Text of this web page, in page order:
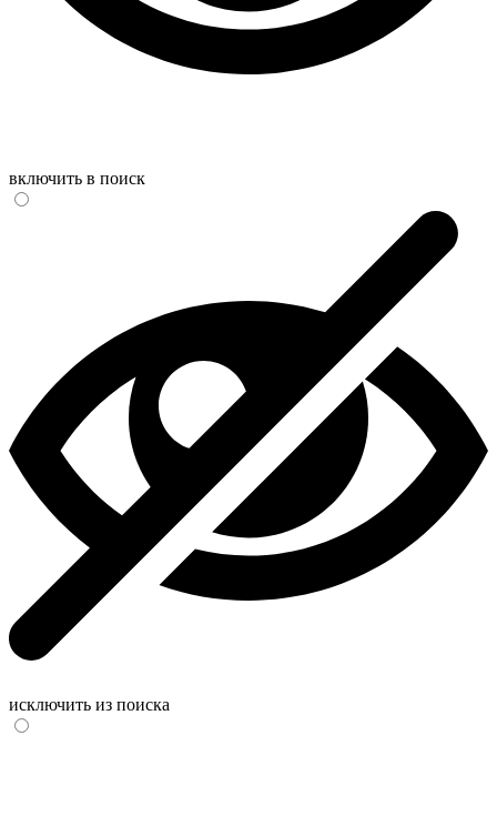
включить в поиск
исключить из поиска